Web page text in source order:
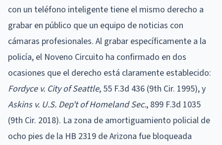
con un teléfono inteligente tiene el mismo derecho a
grabar en público que un equipo de noticias con
cámaras profesionales. Al grabar específicamente a la
policía, el Noveno Circuito ha confirmado en dos
ocasiones que el derecho está claramente establecido:
Fordyce v. City of Seattle, 55 F.3d 436 (9th Cir. 1995), y
Askins v. U.S. Dep't of Homeland Sec., 899 F.3d 1035
(9th Cir. 2018). La zona de amortiguamiento policial de
ocho pies de la HB 2319 de Arizona fue bloqueada